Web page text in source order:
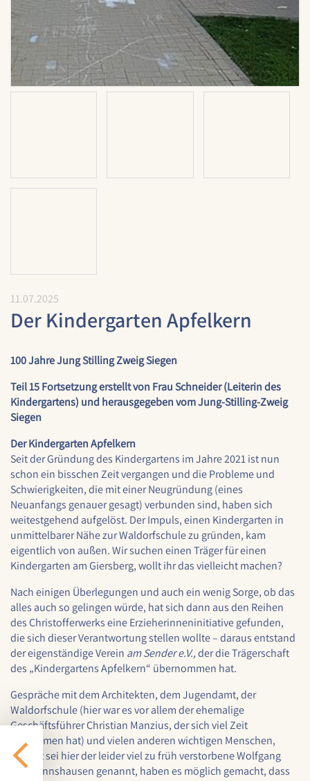
11.07.2025
Der Kindergarten Apfelkern
100 Jahre Jung Stilling Zweig Siegen
Teil 15 Fortsetzung erstellt von Frau Schneider (Leiterin des
Kindergartens) und herausgegeben vom Jung-Stilling-Zweig
Siegen
Der Kindergarten Apfelkern
Seit der Gründung des Kindergartens im Jahre 2021 ist nun
schon ein bisschen Zeit vergangen und die Probleme und
Schwierigkeiten, die mit einer Neugründung (eines
Neuanfangs genauer gesagt) verbunden sind, haben sich
weitestgehend aufgelöst. Der Impuls, einen Kindergarten in
unmittelbarer Nähe zur Waldorfschule zu gründen, kam
eigentlich von außen. Wir suchen einen Träger für einen
Kindergarten am Giersberg, wollt ihr das vielleicht machen?
Nach einigen Überlegungen und auch ein wenig Sorge, ob das
alles auch so gelingen würde, hat sich dann aus den Reihen
des Christofferwerks eine Erzieherinneninitiative gefunden,
die sich dieser Verantwortung stellen wollte – daraus entstand
der eigenständige Verein am Sender e.V.,der die Trägerschaft
des „Kindergartens Apfelkern“ übernommen hat.
Gespräche mit dem Architekten, dem Jugendamt, der
Waldorfschule (hier war es vor allem der ehemalige
Geschäftsführer Christian Manzius, der sich viel Zeit
genommen hat) und vielen anderen wichtigen Menschen,
explizit sei hier der leider viel zu früh verstorbene Wolfgang
Saßmannshausen genannt, haben es möglich gemacht, dass
der Website erforderlich.
Einverständnis-Cookie
Name:
cookie_consent
1 Jahr
Google Analytics
google_analytics
Anbieter:
Google LLC
Sammelt anonymisierte Daten für die
Website-Analyse und kontinuierliche
Verbesserung der Benutzererfahrung.
Cookie Laufzeit:
1 Jahr
EXTERNE MEDIEN
können, werden von diesen externen Medien
Cookies gesetzt.
Nextcloud Kalender
Name:
nextcloud
Zweck:
Dieser Cookie speichert die ausgewählten
Einverständnis-Optionen des Benutzers für
das Laden des Nextcloud-Kalenders